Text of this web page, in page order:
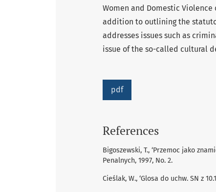
Women and Domestic Violence
addition to outlining the
addresses issues such as
issue of the so-called cultural
pdf
References
Bigoszewski, T., ‘Przemoc jako
Penalnych, 1997, No. 2.
Cieślak, W., ‘Glosa do uchw. SN z